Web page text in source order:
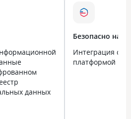
данных
Безопасно на
Интеграция с
платформой